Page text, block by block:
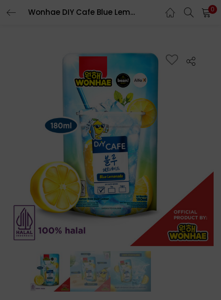
Wonhae DIY Cafe Blue Lemonade 180mL 0